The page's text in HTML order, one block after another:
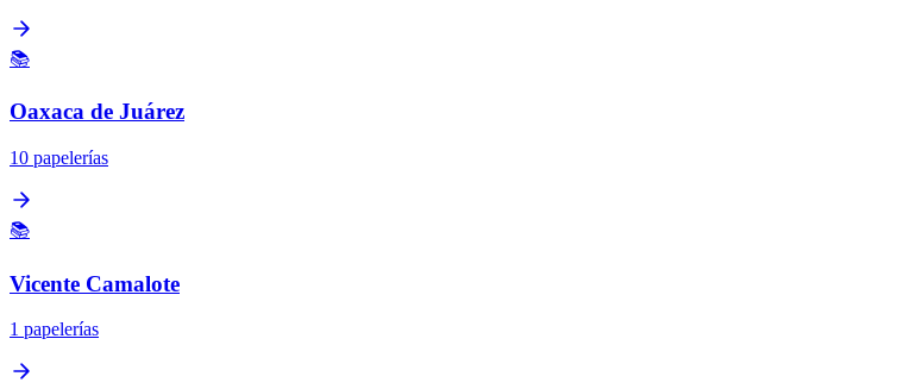
📚
Oaxaca de Juárez
10 papelerías
📚
Vicente Camalote
1 papelerías